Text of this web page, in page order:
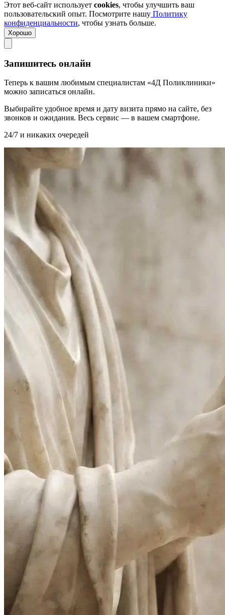
Этот веб-сайт использует cookies, чтобы улучшить ваш
пользовательский опыт. Посмотрите нашу Политику
конфиденциальности, чтобы узнать больше.
Хорошо
Запишитесь онлайн
Теперь к вашим любимым специалистам «4Д Поликлиники»
можно записаться онлайн.
Выбирайте удобное время и дату визита прямо на сайте, без
звонков и ожидания. Весь сервис — в вашем смартфоне.
24/7 и никаких очередей